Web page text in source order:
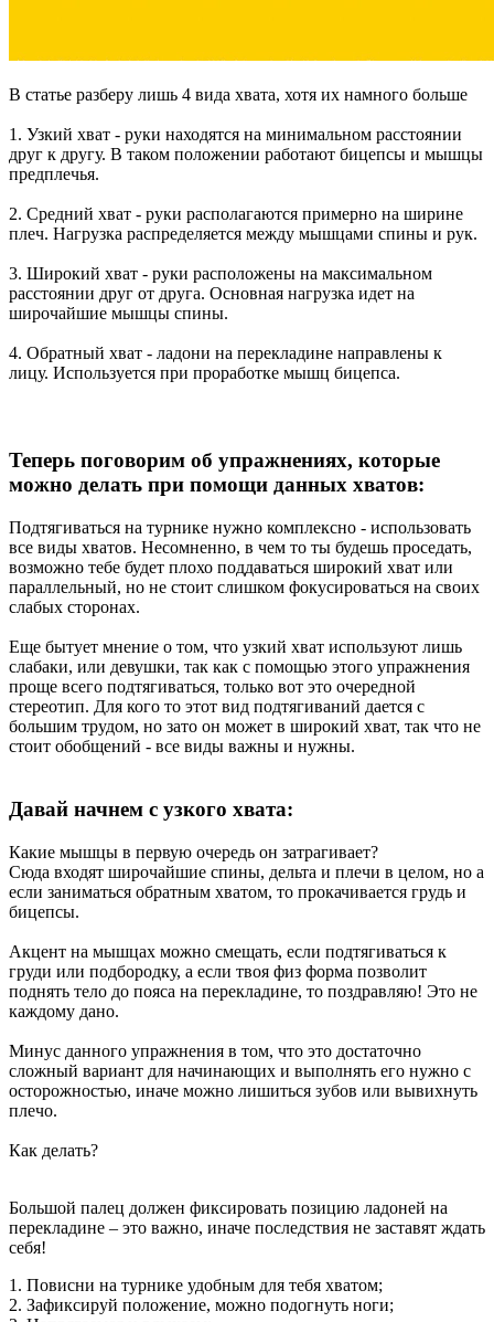
В статье разберу лишь 4 вида хвата, хотя их намного больше
1. Узкий хват - руки находятся на минимальном расстоянии
друг к другу. В таком положении работают бицепсы и мышцы
предплечья.
2. Средний хват - руки располагаются примерно на ширине
плеч. Нагрузка распределяется между мышцами спины и рук.
3. Широкий хват - руки расположены на максимальном
расстоянии друг от друга. Основная нагрузка идет на
широчайшие мышцы спины.
4. Обратный хват - ладони на перекладине направлены к
лицу. Используется при проработке мышц бицепса.
Теперь поговорим об упражнениях, которые
можно делать при помощи данных хватов:
Подтягиваться на турнике нужно комплексно - использовать
все виды хватов. Несомненно, в чем то ты будешь проседать,
возможно тебе будет плохо поддаваться широкий хват или
параллельный, но не стоит слишком фокусироваться на своих
слабых сторонах.
Еще бытует мнение о том, что узкий хват используют лишь
слабаки, или девушки, так как с помощью этого упражнения
проще всего подтягиваться, только вот это очередной
стереотип. Для кого то этот вид подтягиваний дается с
большим трудом, но зато он может в широкий хват, так что не
стоит обобщений - все виды важны и нужны.
Давай начнем с узкого хвата:
Какие мышцы в первую очередь он затрагивает?
Сюда входят широчайшие спины, дельта и плечи в целом, но а
если заниматься обратным хватом, то прокачивается грудь и
бицепсы.
Акцент на мышцах можно смещать, если подтягиваться к
груди или подбородку, а если твоя физ форма позволит
поднять тело до пояса на перекладине, то поздравляю! Это не
каждому дано.
Минус данного упражнения в том, что это достаточно
сложный вариант для начинающих и выполнять его нужно с
осторожностью, иначе можно лишиться зубов или вывихнуть
плечо.
Как делать?
Большой палец должен фиксировать позицию ладоней на
перекладине – это важно, иначе последствия не заставят ждать
себя!
1. Повисни на турнике удобным для тебя хватом;
2. Зафиксируй положение, можно подогнуть ноги;